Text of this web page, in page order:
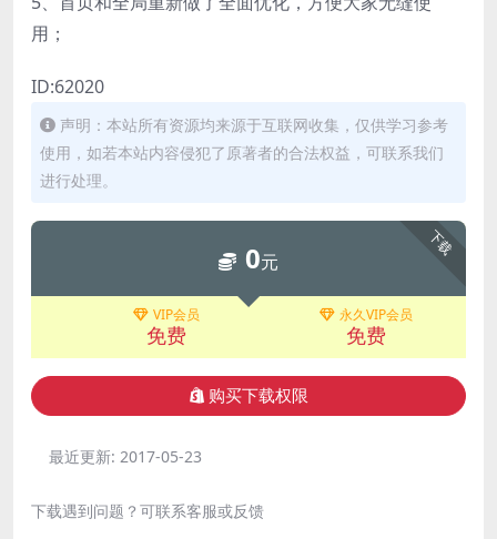
用；
ID:62020
声明：本站所有资源均来源于互联网收集，仅供学习参考
使用，如若本站内容侵犯了原著者的合法权益，可联系我们
进行处理。
下载
0元
VIP会员
免费
永久VIP会员
免费
购买下载权限
最近更新: 2017-05-23
下载遇到问题？可联系客服或反馈